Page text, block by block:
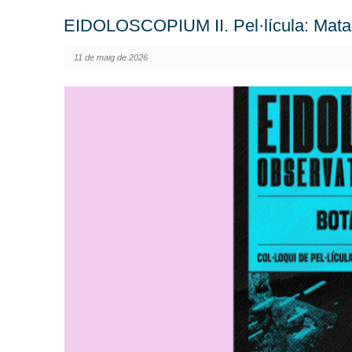
EIDOLOSCOPIUM II. Pel·lícula:
11 de maig de 2026